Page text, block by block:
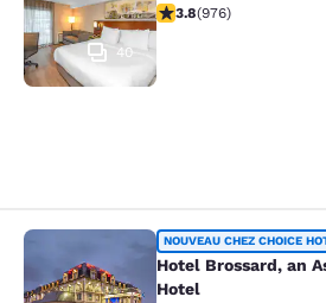
40
3.79 étoiles. Bien. 976
3.8(976)
Hotel Brossard, an
NOUVEAU CHEZ CHOICE
Hotel Brossard, an
Hotel